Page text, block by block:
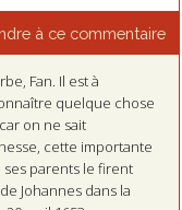
à ce commentaire
Fan. Il est à
quelque chose
on ne sait
cette importante
parents le firent
Johannes dans la